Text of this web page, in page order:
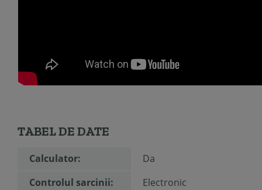
TABEL DE DATE
Calculator:
Da
Controlul sarcinii:
Electronic